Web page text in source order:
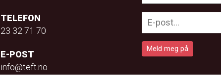
TELEFON
23 32 71 70
E-POST
info@teft.no